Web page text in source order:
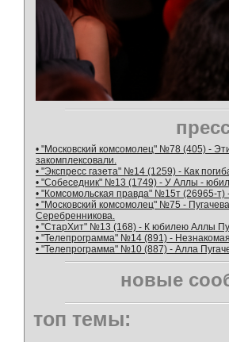
• "Московский комсомолец" №78 (405) -
закомплексовали.
• "Экспресс газета" №14 (1259) - Как
• "Собеседник" №13 (1749) - У Аллы -
• "Комсомольская правда" №15т (26965-
• "Московский комсомолец" №75 -
Серебренникова.
• "СтарХит" №13 (168) - К юбилею Аллы
• "Телепрограмма" №14 (891) -
• "Телепрограмма" №10 (887) - Алла
новые
топ темы: